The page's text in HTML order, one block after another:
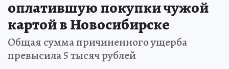
оплатившую покупки чужой
картой в Новосибирске
Общая сумма причиненного ущерба
превысила 5 тысяч рублей